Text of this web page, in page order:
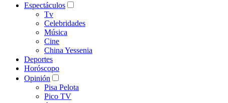
Espectáculos
Tv
Celebridades
Música
Cine
China Yessenia
Deportes
Horóscopo
Opinión
Pisa Pelota
Pico TV